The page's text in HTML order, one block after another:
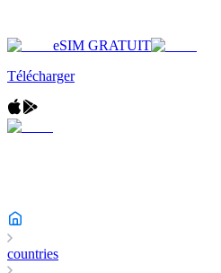
eSIM GRATUIT
Télécharger
countries